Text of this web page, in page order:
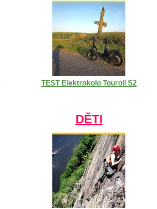
TEST Elektrokolo Touroll S2
DĚTI